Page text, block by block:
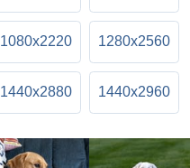
1080x2220 1280x2560
1440x2880 1440x2960